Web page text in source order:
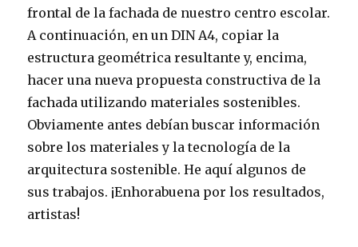
frontal de la fachada de nuestro centro escolar.
A continuación, en un DIN A4, copiar la
estructura geométrica resultante y, encima,
hacer una nueva propuesta constructiva de la
fachada utilizando materiales sostenibles.
Obviamente antes debían buscar información
sobre los materiales y la tecnología de la
arquitectura sostenible. He aquí algunos de
sus trabajos. ¡Enhorabuena por los resultados,
artistas!